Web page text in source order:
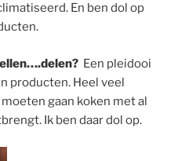
En ben dol op
Een pleidooi
producten. Heel veel
gaan koken met al
Ik ben daar dol op.